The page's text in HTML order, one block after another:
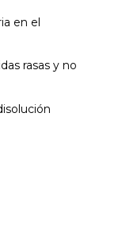
en el
rasas y no